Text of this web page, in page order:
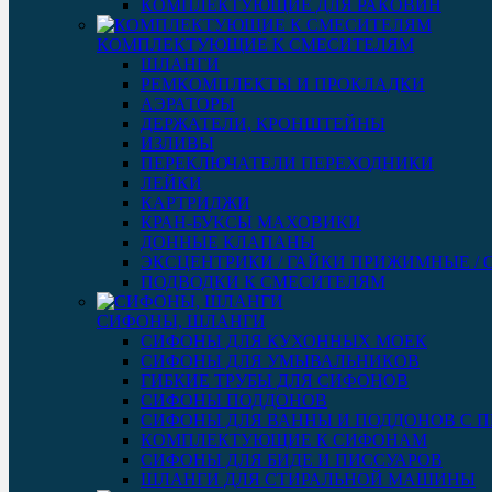
КОМПЛЕКТУЮЩИЕ ДЛЯ РАКОВИН
КОМПЛЕКТУЮЩИЕ К СМЕСИТЕЛЯМ
ШЛАНГИ
РЕМКОМПЛЕКТЫ И ПРОКЛАДКИ
АЭРАТОРЫ
ДЕРЖАТЕЛИ, КРОНШТЕЙНЫ
ИЗЛИВЫ
ПЕРЕКЛЮЧАТЕЛИ ПЕРЕХОДНИКИ
ЛЕЙКИ
КАРТРИДЖИ
КРАН-БУКСЫ МАХОВИКИ
ДОННЫЕ КЛАПАНЫ
ЭКСЦЕНТРИКИ / ГАЙКИ ПРИЖИМНЫЕ /
ПОДВОДКИ К СМЕСИТЕЛЯМ
СИФОНЫ, ШЛАНГИ
СИФОНЫ ДЛЯ КУХОННЫХ МОЕК
СИФОНЫ ДЛЯ УМЫВАЛЬНИКОВ
ГИБКИЕ ТРУБЫ ДЛЯ СИФОНОВ
СИФОНЫ ПОДДОНОВ
СИФОНЫ ДЛЯ ВАННЫ И ПОДДОНОВ С
КОМПЛЕКТУЮЩИЕ К СИФОНАМ
СИФОНЫ ДЛЯ БИДЕ И ПИССУАРОВ
ШЛАНГИ ДЛЯ СТИРАЛЬНОЙ МАШИНЫ